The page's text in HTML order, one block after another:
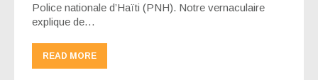
Police nationale d’Haïti (PNH). Notre vernaculaire
explique de…
READ MORE